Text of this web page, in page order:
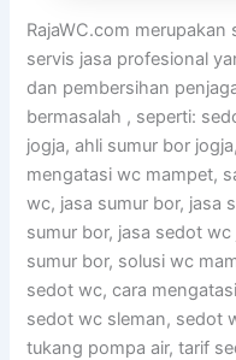
RajaWC.com
servis jasa profesional
dan pembersihan
bermasalah , seperti:
jogja, ahli sumur bor
mengatasi wc mampet,
wc, jasa sumur bor, jasa
sumur bor, jasa sedot
sumur bor, solusi wc
sedot wc, cara
sedot wc sleman, sedot
tukang pompa air, tarif